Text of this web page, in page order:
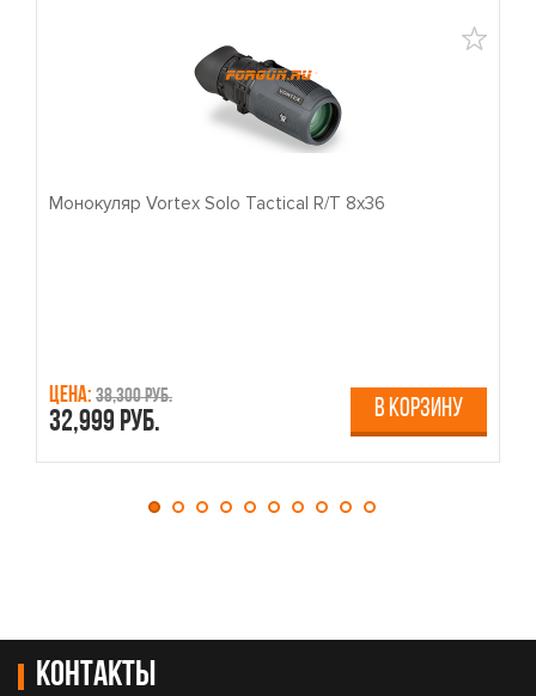
Монокуляр Vortex Solo Tactical R/T 8x36
Цена: 38,300 руб.
32,999 руб. В КОРЗИНУ
Контакты